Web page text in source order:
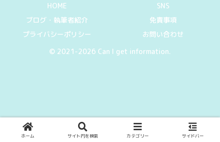
HOME
SNS
ブログ・執筆者紹介
免責事項
プライバシーポリシー
お問い合わせ
© 2021-2026 Can I get information.
ホーム サイト内を検索 カテゴリー サイドバー